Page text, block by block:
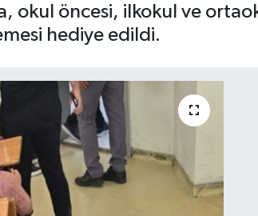
okul öncesi, ilkokul ve
hediye edildi.